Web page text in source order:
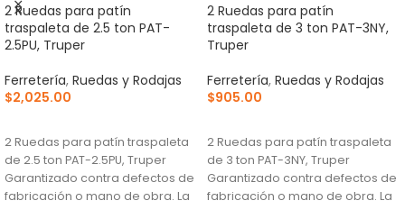
2 Ruedas para patín
traspaleta de 2.5 ton PAT-
2.5PU, Truper
Ferretería, Ruedas y Rodajas
$2,025.00
2 Ruedas para patín traspaleta
de 2.5 ton PAT-2.5PU, Truper
Garantizado contra defectos de
fabricación o mano de obra. La
2 Ruedas para patín
traspaleta de 3 ton PAT-3NY,
Truper
Ferretería, Ruedas y Rodajas
$905.00
2 Ruedas para patín traspaleta
de 3 ton PAT-3NY, Truper
Garantizado contra defectos de
fabricación o mano de obra. La